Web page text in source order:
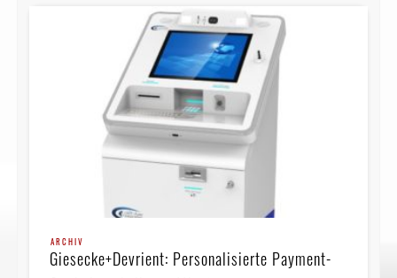
ARCHIV
Giesecke+Devrient: Personalisierte Payment-